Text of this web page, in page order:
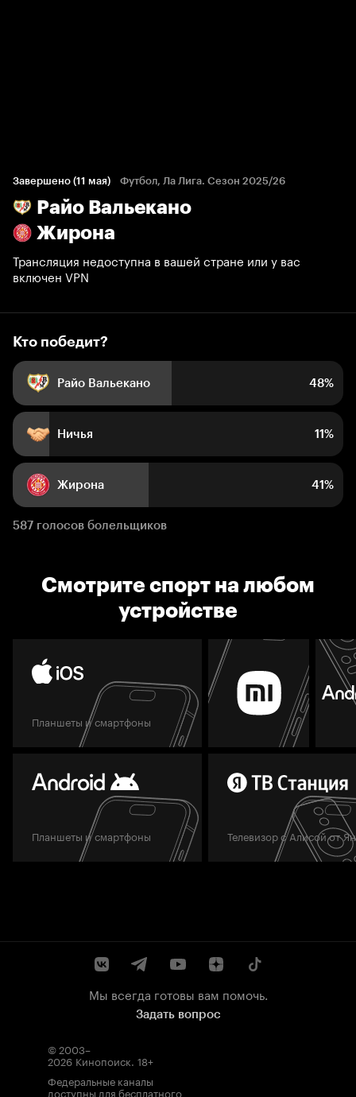
Завершено (11 мая) Футбол, Ла Лига. Сезон 2025/26
Райо Вальекано
Жирона
Трансляция недоступна в вашей стране или у вас
включен VPN
48%
Кто победит?
Райо Вальекано 48%
Ничья 11%
Жирона 41%
587 голосов болельщиков
Смотрите спорт на любом
устройстве
Планшеты и смартфоны
Планшеты и смартфоны Телевизор с Алисой от
Мы всегда готовы вам помочь.
Задать вопрос
© 2003–
2026 Кинопоиск 18+
Федеральные каналы
доступны для бесплатного